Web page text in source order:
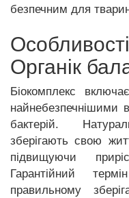
безпечним для
Органік
Біокомплекс
найнебезпечнішими
бактерій.
зберігають свою
підвищуючи
Гарантійний
правильному